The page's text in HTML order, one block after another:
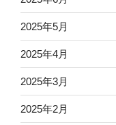
2025年5月
2025年4月
2025年3月
2025年2月